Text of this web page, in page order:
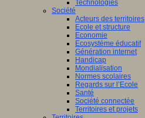
Technologies
Société
Acteurs des territoires
Ecole et structure
Economie
Ecosystème éducatif
Génération internet
Handicap
Mondialisation
Normes scolaires
Regards sur l’Ecole
Santé
Société connectée
Territoires et projets